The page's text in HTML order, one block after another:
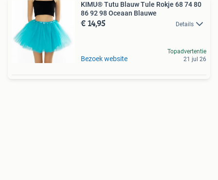
KIMU® Tutu Blauw Tule Rokje 68 74 80
86 92 98 Oceaan Blauwe
€ 14,95 Details
Bezoek website
Topadvertentie
21 jul 26